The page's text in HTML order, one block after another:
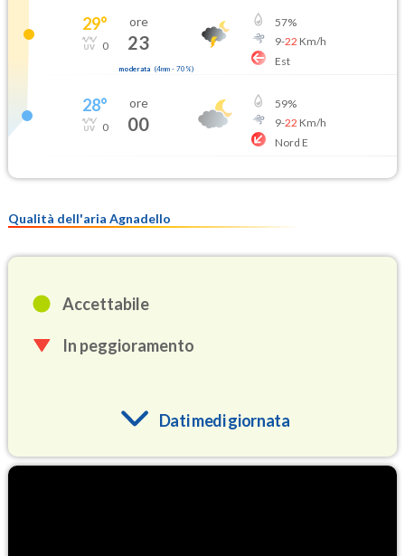
29°
0
ore
23
moderata (4mm- 70 %)
57%
9-22 Km/h
Est
28°
0
ore
00
59%
9-22 Km/h
Nord E
Qualità dell'aria Agnadello
Accettabile
In peggioramento
Dati medi giornata